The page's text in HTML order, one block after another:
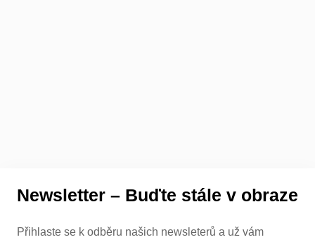
Newsletter – Buďte stále v obraze
Přihlaste se k odběru našich newsleterů a už vám